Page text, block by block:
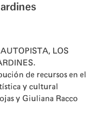
LOS
de recursos en el
y cultural
y Giuliana Racco